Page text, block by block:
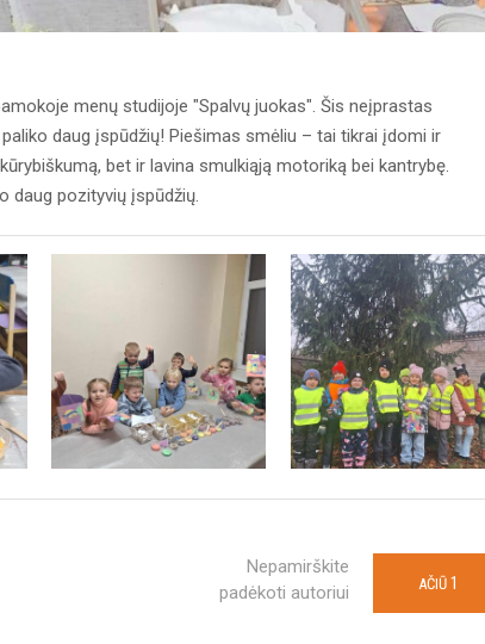
menų studijoje "Spalvų juokas". Šis neįprastas
daug įspūdžių! Piešimas smėliu – tai tikrai įdomi ir
bet ir lavina smulkiąją motoriką bei kantrybę.
daug pozityvių įspūdžių.
Nepamirškite
padėkoti autoriui
AČIŪ 1